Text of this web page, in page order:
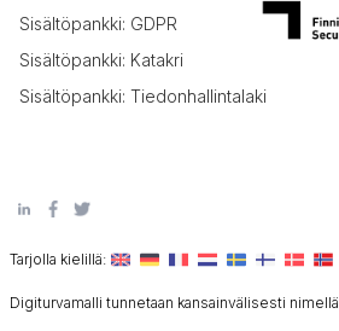
Sisältöpankki: GDPR
Sisältöpankki: Katakri
Sisältöpankki: Tiedonhallintalaki
Tarjolla kielillä:
Digiturvamalli tunnetaan kansainvälisesti nimellä